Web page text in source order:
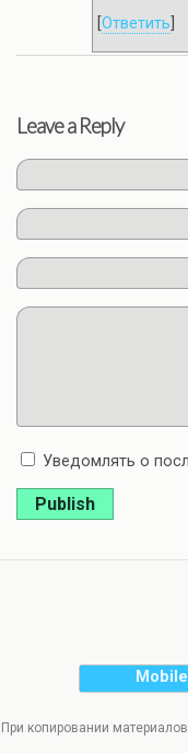
Ответить
Leave a Reply
Уведомлять о
Publish
Mobile
При копировании